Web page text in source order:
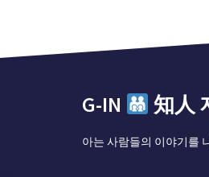
G-IN 知人
아는 사람들의 이야기를